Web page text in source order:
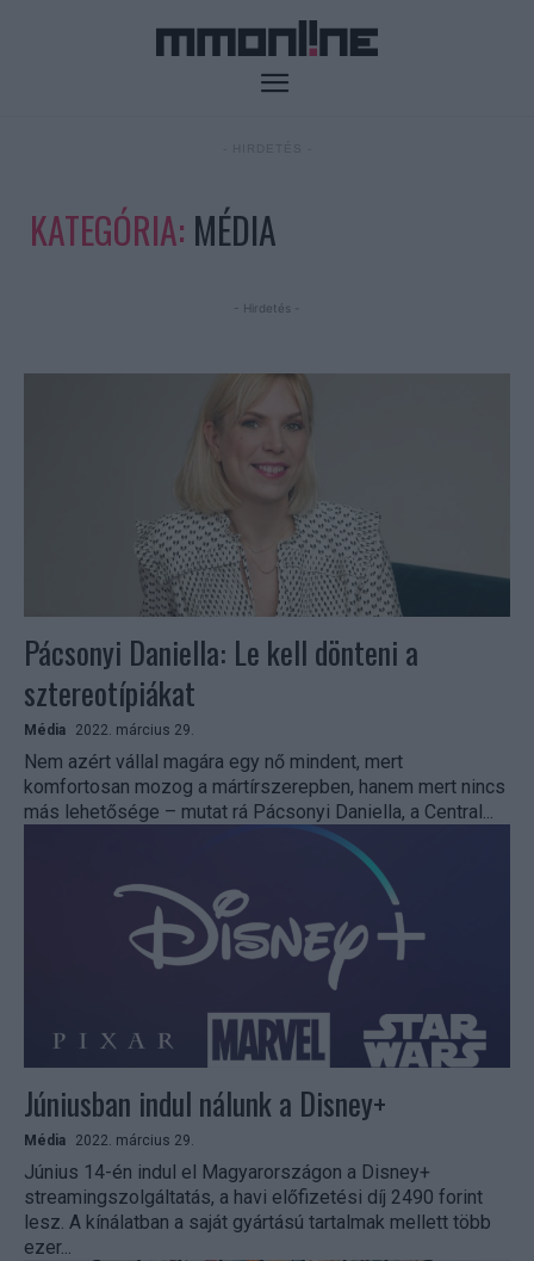
KATEGÓRIA: MÉDIA
- Hirdetés -
Pácsonyi Daniella: Le kell dönteni a
sztereotípiákat
Média 2022. március 29.
Nem azért vállal magára egy nő mindent, mert
komfortosan mozog a mártírszerepben, hanem mert nincs
más lehetősége – mutat rá Pácsonyi Daniella, a Central...
Júniusban indul nálunk a Disney+
Média 2022. március 29.
Június 14-én indul el Magyarországon a Disney+
streamingszolgáltatás, a havi előfizetési díj 2490 forint
lesz. A kínálatban a saját gyártású tartalmak mellett több
ezer...